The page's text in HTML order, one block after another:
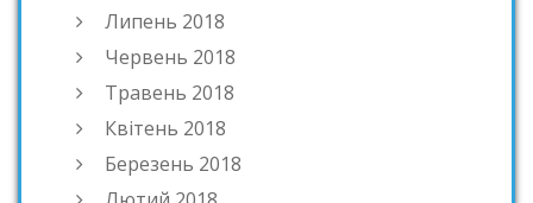
Липень 2018
Червень 2018
Травень 2018
Квітень 2018
Березень 2018